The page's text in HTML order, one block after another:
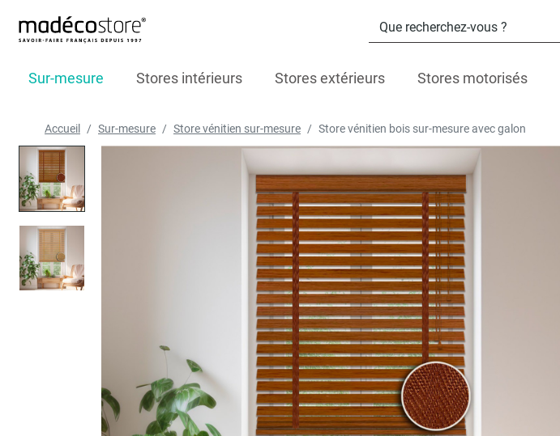
Sur-mesure Stores intérieurs Stores extérieurs Stores motorisés
Accueil Sur-mesure Store vénitien sur-mesure Store vénitien bois sur-mesure avec galon